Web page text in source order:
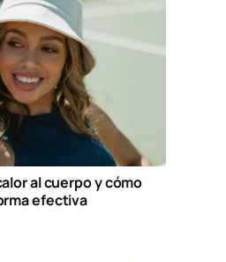
al cuerpo y cómo
efectiva